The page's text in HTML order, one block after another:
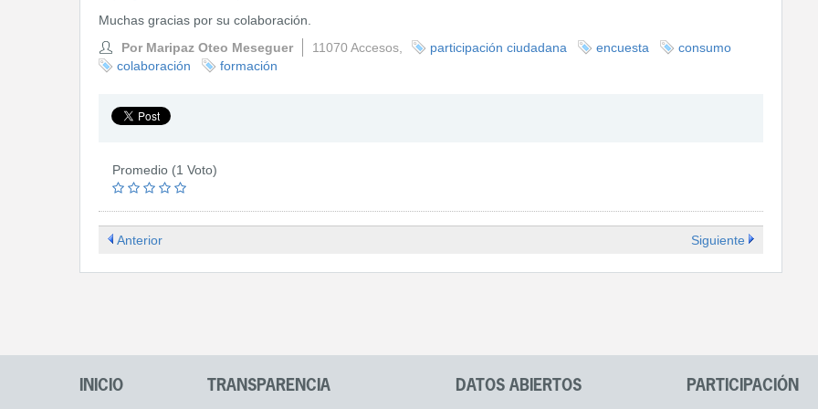
Muchas gracias por su colaboración.
Por Maripaz Oteo Meseguer
11070 Accesos, participación ciudadana encuesta
consumo
colaboración
formación
Promedio (1 Voto)
Anterior Siguiente
INICIO TRANSPARENCIA DATOS ABIERTOS PARTICIPACIÓN